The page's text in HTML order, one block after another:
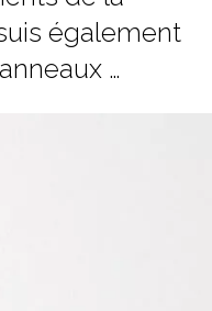
également
…